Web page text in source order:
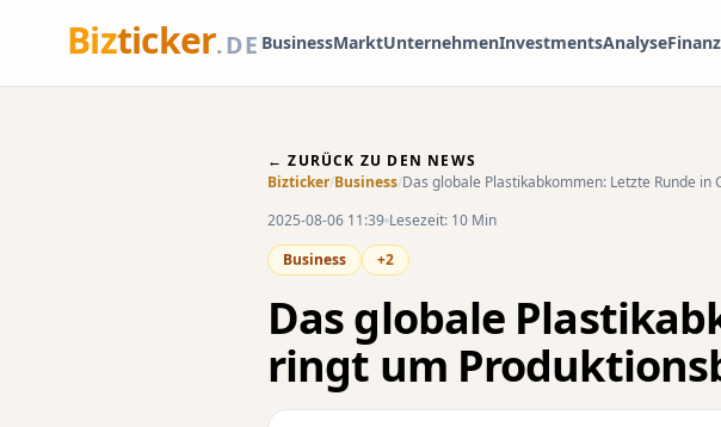
Bizticker.DE BusinessMarktUnternehmenInvestmentsAnalyse
← ZURÜCK ZU DEN NEWS
Bizticker/Business/Das globale Plastikabkommen: Letzte Runde
2025-08-06 11:39 Lesezeit: 10 Min
Business
+2
Das globale
ringt um